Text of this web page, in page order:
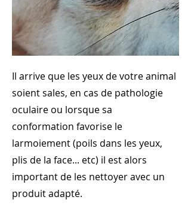
Il arrive que les yeux de votre animal
soient sales, en cas de pathologie
oculaire ou lorsque sa
conformation favorise le
larmoiement (poils dans les yeux,
plis de la face... etc) il est alors
important de les nettoyer avec un
produit adapté.